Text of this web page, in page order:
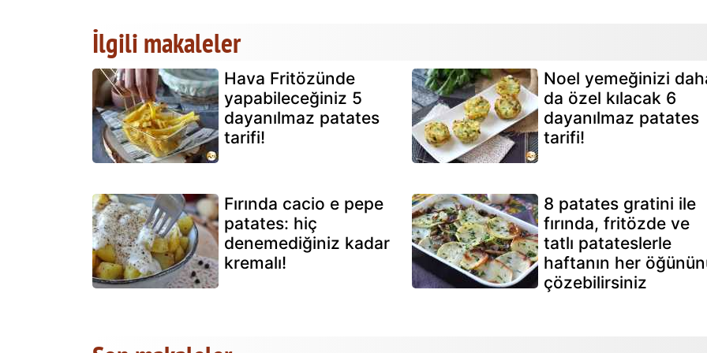
İlgili makaleler
Hava Fritözünde
yapabileceğiniz 5
dayanılmaz patates
tarifi!
Noel yemeğinizi
da özel kılacak 6
dayanılmaz patates
tarifi!
Fırında cacio e pepe
patates: hiç
denemediğiniz kadar
kremalı!
8 patates gratini ile
fırında, fritözde ve
tatlı patateslerle
haftanın her
çözebilirsiniz